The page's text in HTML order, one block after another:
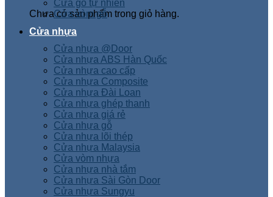
Chưa có sản phẩm trong giỏ hàng.
Cửa gỗ tự nhiên
Cửa vòm gỗ
Cửa nhựa
Cửa nhựa @Door
Cửa nhựa ABS Hàn Quốc
Cửa nhựa cao cấp
Cửa nhựa Composite
Cửa nhựa Đài Loan
Cửa nhựa ghép thanh
Cửa nhựa giá rẻ
Cửa nhựa gỗ
Cửa nhựa lõi thép
Cửa nhựa Malaysia
Cửa vòm nhựa
Cửa nhựa nhà tắm
Cửa nhựa Sài Gòn Door
Cửa nhựa Sungyu